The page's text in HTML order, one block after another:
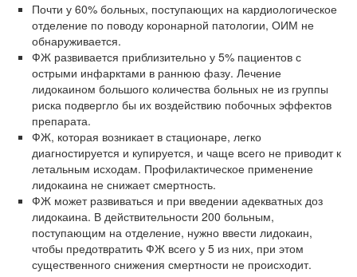
Почти у 60% больных, поступающих на кардиологическое
отделе­ние по поводу коронарной патологии, ОИМ не
обнаруживается.
ФЖ развивается приблизительно у 5% пациентов с
острыми ин­фарктами в раннюю фазу. Лечение
лидокаином большого количест­ва больных не из группы
риска подвергло бы их воздействию побоч­ных эффектов
препарата.
ФЖ, которая возникает в стационаре, легко
диагностируется и ку­пируется, и чаще всего не приводит к
летальным исходам. Профи­лактическое применение
лидокаина не снижает смертность.
ФЖ может развиваться и при введении адекватных доз
лидокаина. В действительности 200 больным,
поступающим на отделение, нуж­но ввести лидокаин,
чтобы предотвратить ФЖ всего у 5 из них, при этом
существенного снижения смертности не происходит.